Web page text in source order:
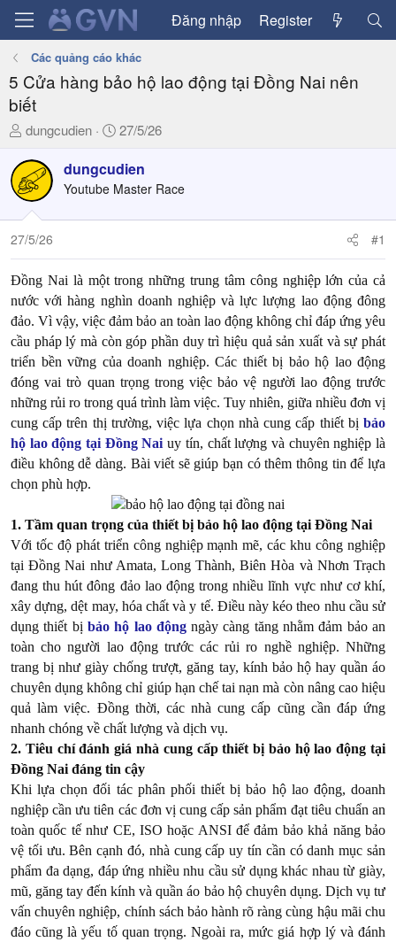
Đăng nhập Register
Các quảng cáo khác
5 Cửa hàng bảo hộ lao động tại Đồng Nai nên
biết
T
r
e
a
d
s
t
a
r
t
r
dungcudien
N
à
y
ử
27/5/26
dungcudien
Youtube Master Race
27/5/26 #1
Đồng Nai là một trong những trung tâm công nghiệp lớn của cả
nước với hàng nghìn doanh nghiệp và lực lượng lao động đông
đảo. Vì vậy, việc đảm bảo an toàn lao động không chỉ đáp ứng yêu
cầu pháp lý mà còn góp phần duy trì hiệu quả sản xuất và sự phát
triển bền vững của doanh nghiệp. Các thiết bị bảo hộ lao động
đóng vai trò quan trọng trong việc bảo vệ người lao động trước
những rủi ro trong quá trình làm việc. Tuy nhiên, giữa nhiều đơn vị
cung cấp trên thị trường, việc lựa chọn nhà cung cấp thiết bị bảo
hộ lao động tại Đồng Nai uy tín, chất lượng và chuyên nghiệp là
điều không dễ dàng. Bài viết sẽ giúp bạn có thêm thông tin để lựa
chọn phù hợp.
1. Tầm quan trọng của thiết bị bảo hộ lao động tại Đồng Nai
Với tốc độ phát triển công nghiệp mạnh mẽ, các khu công nghiệp
tại Đồng Nai như Amata, Long Thành, Biên Hòa và Nhơn Trạch
đang thu hút đông đảo lao động trong nhiều lĩnh vực như cơ khí,
xây dựng, dệt may, hóa chất và y tế. Điều này kéo theo nhu cầu sử
dụng thiết bị bảo hộ lao độngngày càng tăng nhằm đảm bảo an
toàn cho người lao động trước các rủi ro nghề nghiệp. Những
trang bị như giày chống trượt, găng tay, kính bảo hộ hay quần áo
chuyên dụng không chỉ giúp hạn chế tai nạn mà còn nâng cao hiệu
quả làm việc. Đồng thời, các nhà cung cấp cũng cần đáp ứng
nhanh chóng về chất lượng và dịch vụ.
2. Tiêu chí đánh giá nhà cung cấp thiết bị bảo hộ lao động tại
Đồng Nai đáng tin cậy
Khi lựa chọn đối tác phân phối thiết bị bảo hộ lao động, doanh
nghiệp cần ưu tiên các đơn vị cung cấp sản phẩm đạt tiêu chuẩn an
toàn quốc tế như CE, ISO hoặc ANSI để đảm bảo khả năng bảo
vệ tối ưu. Bên cạnh đó, nhà cung cấp uy tín cần có danh mục sản
phẩm đa dạng, đáp ứng nhiều nhu cầu sử dụng khác nhau từ giày,
mũ, găng tay đến kính và quần áo bảo hộ chuyên dụng. Dịch vụ tư
vấn chuyên nghiệp, chính sách bảo hành rõ ràng cùng hậu mãi chu
đáo cũng là yếu tố quan trọng. Ngoài ra, mức giá hợp lý và đánh